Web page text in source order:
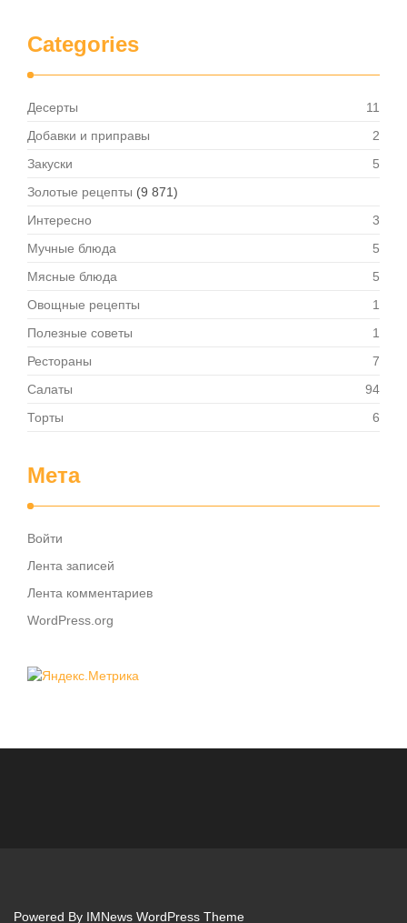
Categories
Десерты
11
Добавки и приправы
2
Закуски
5
Золотые рецепты (9 871)
Интересно
3
Мучные блюда
5
Мясные блюда
5
Овощные рецепты
1
Полезные советы
1
Рестораны
7
Салаты
94
Торты
6
Мета
Войти
Лента записей
Лента комментариев
WordPress.org
Powered By IMNews WordPress Theme